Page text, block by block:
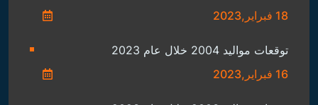
18 فبراير,2023
توقعات مواليد 2004 خلال عام 2023
16 فبراير,2023